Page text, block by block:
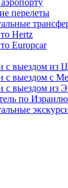
перелеты
Hertz
Europcar
с выездом из
с выездом c
с выездом из
по Израилю